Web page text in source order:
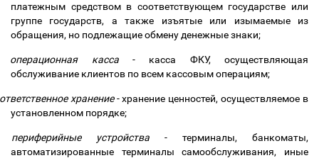
платежным средством в соответствующем государстве или
группе государств, а также изъятые или изымаемые из
обращения, но подлежащие обмену денежные знаки;
операционная касса- касса ФКУ, осуществляющая
обслуживание клиентов по всем кассовым операциям;
хранение- хранение ценностей, осуществляемое в
установленном порядке;
периферийные устройства - терминалы, банкоматы,
автоматизированные терминалы самообслуживания, иные